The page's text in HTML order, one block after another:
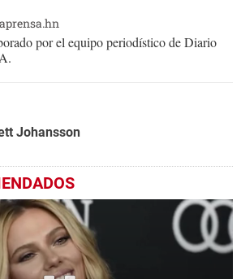
por el equipo periodístico de Diario
Johansson